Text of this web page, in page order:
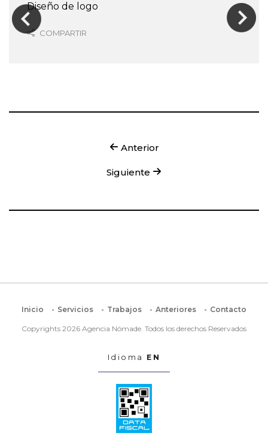
Diseño de logo
COMPARTIR
Anterior
Siguiente
Inicio Servicios Trabajos Anteriores Contacto
Copyrights 2026 Agencia Nómade. Todos los derechos Reservados
Idioma EN